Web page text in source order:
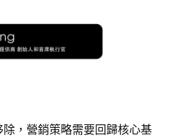
除，營銷策略需要回歸核心基